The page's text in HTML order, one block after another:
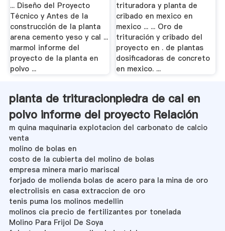
... Diseño del Proyecto
Técnico y Antes de la
construcción de la planta
arena cemento yeso y cal ...
marmol informe del
proyecto de la planta en
polvo ...
trituradora y planta de
cribado en mexico en
mexico ... ... Oro de
trituración y cribado del
proyecto en . de plantas
dosificadoras de concreto
en mexico. ...
planta de trituracionpiedra de cal en
polvo informe del proyecto Relación
m quina maquinaria explotacion del carbonato de calcio
venta
molino de bolas en
costo de la cubierta del molino de bolas
empresa minera mario mariscal
forjado de molienda bolas de acero para la mina de oro
electrolisis en casa extraccion de oro
tenis puma los molinos medellin
molinos cia precio de fertilizantes por tonelada
Molino Para Frijol De Soya